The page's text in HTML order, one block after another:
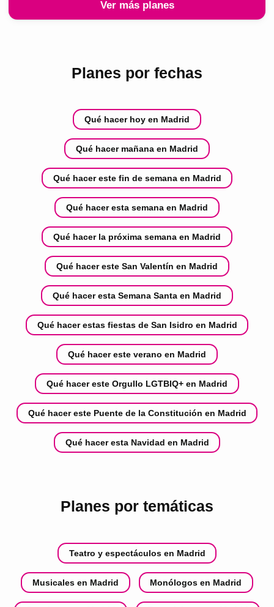
Ver más planes
Planes por fechas
Qué hacer hoy en Madrid
Qué hacer mañana en Madrid
Qué hacer este fin de semana en Madrid
Qué hacer esta semana en Madrid
Qué hacer la próxima semana en Madrid
Qué hacer este San Valentín en Madrid
Qué hacer esta Semana Santa en Madrid
Qué hacer estas fiestas de San Isidro en Madrid
Qué hacer este verano en Madrid
Qué hacer este Orgullo LGTBIQ+ en Madrid
Qué hacer este Puente de la Constitución en Madrid
Qué hacer esta Navidad en Madrid
Planes por temáticas
Teatro y espectáculos en Madrid
Musicales en Madrid Monólogos en Madrid